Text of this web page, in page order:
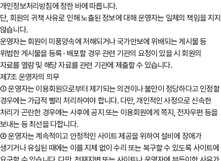
개인정보처리방침에 정한 바에 따릅니다.
단, 회원의 귀책 사유로 인해 노출된 정보에 대해 운영자는 일체의 책임을 지지
않습니다.
운영자는 회원이 미풍양속에 저해되거나 국가안보에 위배되는 게시물 등
위법한 게시물을 등록 · 배포할 경우 관련 기관의 요청이 있을 시 회원의
자료를 열람 및 해당 자료를 관련 기관에 제출할 수 있습니다.
제7조 운영자의 의무
① 운영자는 이용회원으로부터 제기되는 의견이나 불만이 정당하다고 인정할
경우에는 가급적 빨리 처리하여야 합니다. 다만, 개인적인 사정으로 신속한
처리가 곤란한 경우에는 사후에 공지 또는 이용회원에게 쪽지, 전자우편 등을
보내는 등 최선을 다합니다.
② 운영자는 계속적이고 안정적인 사이트 제공을 위하여 설비에 장애가
생기거나 유실된 때에는 이를 지체 없이 수리 또는 복구할 수 있도록 사이트에